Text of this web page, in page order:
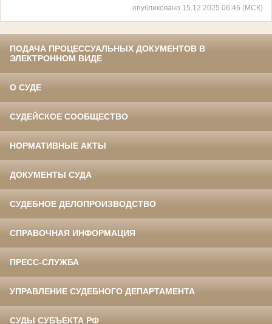
опубликовано 15.12.2025 06:46 (МСК)
ПОДАЧА ПРОЦЕССУАЛЬНЫХ ДОКУМЕНТОВ В
ЭЛЕКТРОННОМ ВИДЕ
О СУДЕ
СУДЕЙСКОЕ СООБЩЕСТВО
НОРМАТИВНЫЕ АКТЫ
ДОКУМЕНТЫ СУДА
СУДЕБНОЕ ДЕЛОПРОИЗВОДСТВО
СПРАВОЧНАЯ ИНФОРМАЦИЯ
ПРЕСС-СЛУЖБА
УПРАВЛЕНИЕ СУДЕБНОГО ДЕПАРТАМЕНТА
СУДЫ СУБЪЕКТА РФ